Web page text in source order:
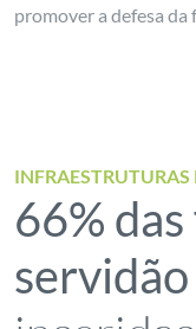
promover a defesa
INFRAESTRUTURAS
66%
servidão